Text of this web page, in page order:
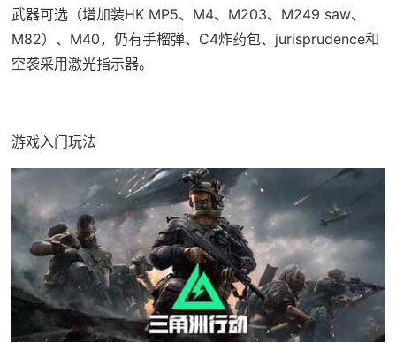
武器可选（增加装HK MP5、M4、M203、M249 saw、
M82）、M40，仍有手榴弹、C4炸药包、jurisprudence和
空袭采用激光指示器。
游戏入门玩法